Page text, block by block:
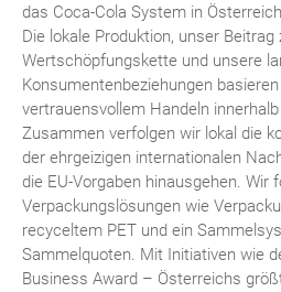
das Coca-Cola System in
Die lokale Produktion, unser
Wertschöpfungskette und unsere
Konsumentenbeziehungen
vertrauensvollem Handeln
Zusammen verfolgen wir lokal die
der ehrgeizigen internationalen
die EU-Vorgaben hinausgehen. Wir
Verpackungslösungen wie
recyceltem PET und ein
Sammelquoten. Mit Initiativen wie
Business Award – Österreichs